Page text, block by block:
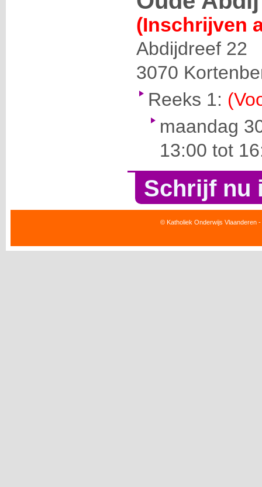
(Inschrijven
Abdijdreef 22
3070
Reeks 1:
maandag
13:00 tot
Schrijf nu
© Katholiek Onderwijs Vlaanderen